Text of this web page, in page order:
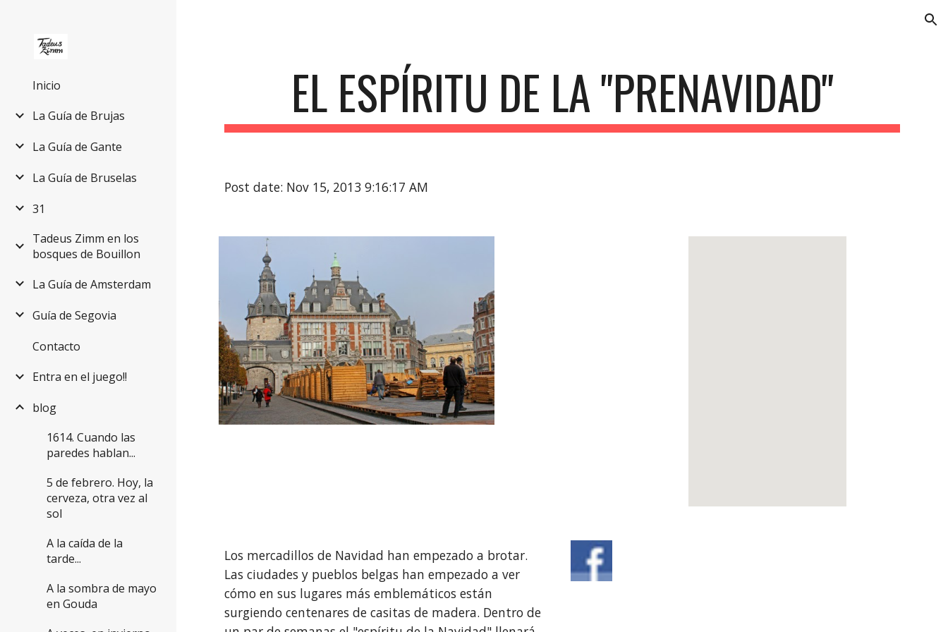
Inicio
La Guía de Brujas
La Guía de Gante
La Guía de Bruselas
31
Tadeus Zimm en los
bosques de Bouillon
La Guía de Amsterdam
Guía de Segovia
Contacto
Entra en el juego!!
blog
1614. Cuando las
paredes hablan...
5 de febrero. Hoy, la
cerveza, otra vez al
sol
A la caída de la
tarde...
A la sombra de mayo
en Gouda
EL ESPÍRITU DE LA "PRENAVIDAD"
Post date: Nov 15, 2013 9:16:17 AM
Los mercadillos de Navidad han empezado a brotar.
Las ciudades y pueblos belgas han empezado a ver
cómo en sus lugares más emblemáticos están
surgiendo centenares de casitas de madera. Dentro de